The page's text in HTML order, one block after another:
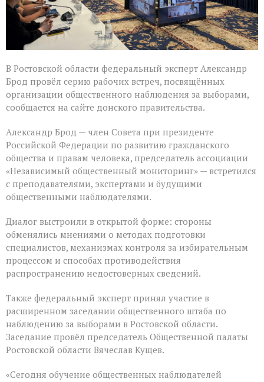
В Ростовской области федеральный эксперт Александр
Брод провёл серию рабочих встреч, посвящённых
организации общественного наблюдения за выборами,
сообщается на сайте донского правительства.
Александр Брод — член Совета при президенте
Российской Федерации по развитию гражданского
общества и правам человека, председатель ассоциации
«Независимый общественный мониторинг» — встретился
с преподавателями, экспертами и будущими
общественными наблюдателями.
Диалог выстроили в открытой форме: стороны
обменялись мнениями о методах подготовки
специалистов, механизмах контроля за избирательным
процессом и способах противодействия
распространению недостоверных сведений.
Также федеральный эксперт принял участие в
расширенном заседании общественного штаба по
наблюдению за выборами в Ростовской области.
Заседание провёл председатель Общественной палаты
Ростовской области Вячеслав Кущев.
«Сегодня обучение общественных наблюдателей